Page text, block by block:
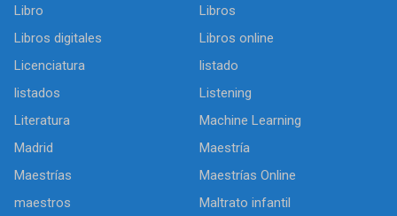
Libro
Libros
Libros digitales
Libros online
Licenciatura
listado
listados
Listening
Literatura
Machine Learning
Madrid
Maestría
Maestrías
Maestrías Online
maestros
Maltrato infantil